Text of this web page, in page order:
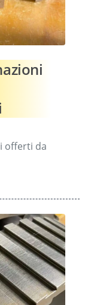
offerti da